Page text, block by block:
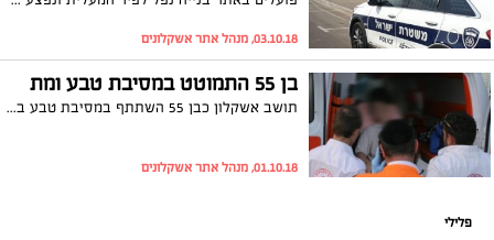
03.10.18, מנהל אתר אשקלונים
בן 55 התמוטט במסיבת טבע ומת
תושב אשקלון כבן 55 השתתף במסיבת טבע בצפון והתמוטט במהלכה. הוא הובהל לבית החולים זיו בצפת תוך כדי פעולות החייאה, אך שם נקבע מותו. המשטרה פתחה בחקירה
01.10.18, מנהל אתר אשקלונים
פלילי